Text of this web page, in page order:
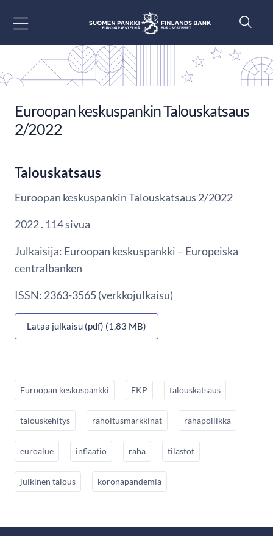
Euroopan keskuspankin Talouskatsaus
2/2022
Talouskatsaus
Euroopan keskuspankin Talouskatsaus 2/2022
2022 . 114 sivua
Julkaisija: Euroopan keskuspankki – Europeiska
centralbanken
ISSN: 2363-3565 (verkkojulkaisu)
Lataa julkaisu (pdf) (1,83 MB)
Euroopan keskuspankki EKP talouskatsaus
talouskehitys rahoitusmarkkinat rahapoliikka
euroalue inflaatio raha tilastot
julkinen talous koronapandemia